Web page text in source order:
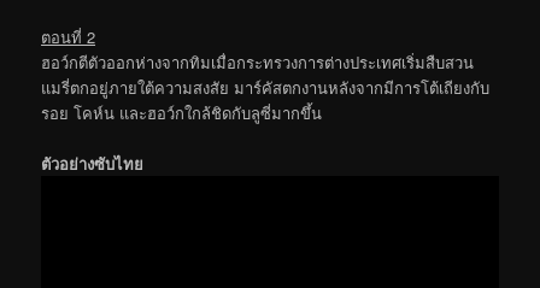
ตอนที่ 2
ฮอว์กตีตัวออกห่างจากทิมเมื่อกระทรวงการต่างประเทศเริ่มสืบสวน
แมรี่ตกอยู่ภายใต้ความสงสัย มาร์คัสตกงานหลังจากมีการโต้เถียงกับ
รอย โคห์น และฮอว์กใกล้ชิดกับลูซี่มากขึ้น
ตัวอย่างซับไทย